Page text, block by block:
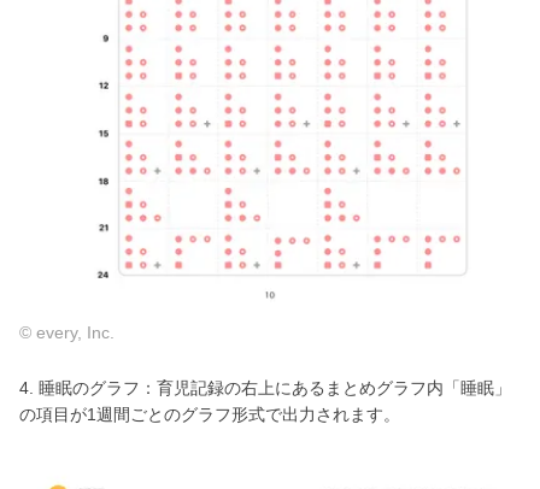
© every, Inc.
4. 睡眠のグラフ：育児記録の右上にあるまとめグラフ内「睡眠」
の項目が1週間ごとのグラフ形式で出力されます。